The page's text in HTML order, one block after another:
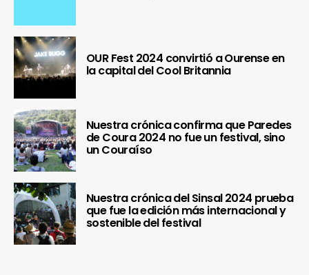
OUR Fest 2024 convirtió a Ourense en
la capital del Cool Britannia
Nuestra crónica confirma que Paredes
de Coura 2024 no fue un festival, sino
un Couraíso
Nuestra crónica del Sinsal 2024 prueba
que fue la edición más internacional y
sostenible del festival